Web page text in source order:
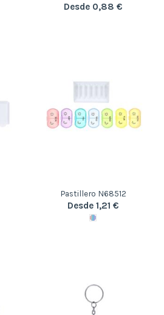
Desde 0,88 €
Pastillero N68512
Desde 1,21 €